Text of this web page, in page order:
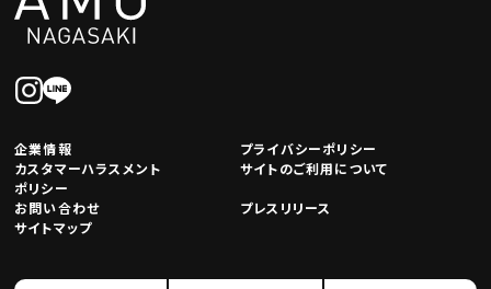
企業情報
プライバシーポリシー
カスタマーハラスメント
ポリシー
サイトのご利用について
お問い合わせ
プレスリリース
サイトマップ